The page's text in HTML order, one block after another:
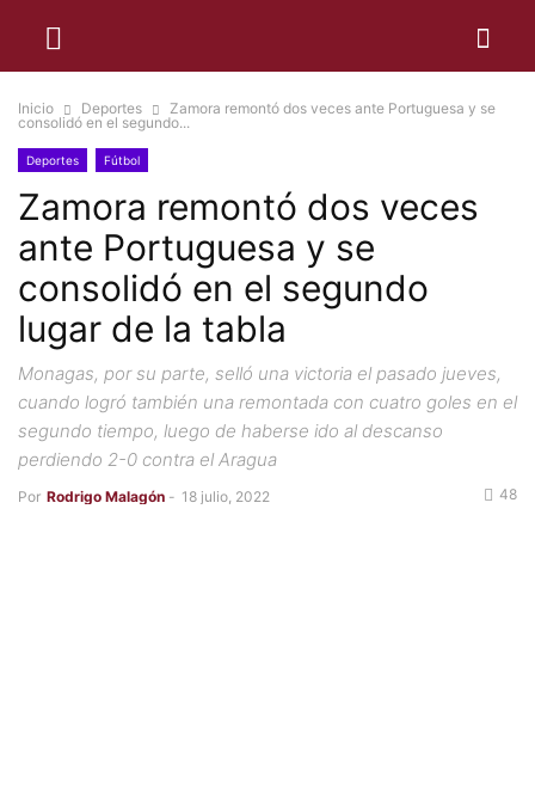
Inicio Deportes
Zamora remontó dos veces ante Portuguesa y se
consolidó en el segundo...
Deportes Fútbol
Zamora remontó dos veces
ante Portuguesa y se
consolidó en el segundo
lugar de la tabla
Monagas, por su parte, selló una victoria el pasado jueves,
cuando logró también una remontada con cuatro goles en el
segundo tiempo, luego de haberse ido al descanso
perdiendo 2-0 contra el Aragua
Por Rodrigo Malagón - 18 julio, 2022 48